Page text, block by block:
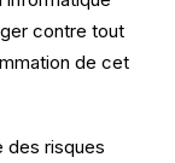
contre tout
de cet
des risques